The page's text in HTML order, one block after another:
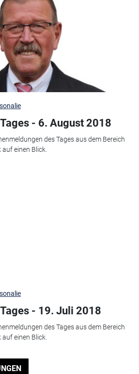
- 6. August 2018
des Tages aus dem Bereich
einen Blick.
- 19. Juli 2018
des Tages aus dem Bereich
einen Blick.